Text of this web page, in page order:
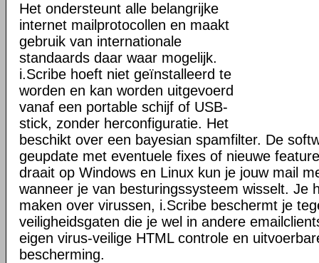
Het ondersteunt alle belangrijke
internet mailprotocollen en maakt
gebruik van internationale
standaards daar waar mogelijk.
i.Scribe hoeft niet geïnstalleerd te
worden en kan worden uitgevoerd
vanaf een portable schijf of USB-
stick, zonder herconfiguratie. Het
beschikt over een bayesian spamfilter. De
geupdate met eventuele fixes of nieuwe
draait op Windows en Linux kun je jouw mail
wanneer je van besturingssysteem wisselt. Je
maken over virussen, i.Scribe beschermt je
veiligheidsgaten die je wel in andere
eigen virus-veilige HTML controle en
bescherming.